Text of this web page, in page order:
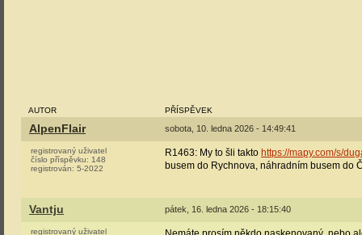
AUTOR PŘÍSPĚVEK
AlpenFlair sobota, 10. ledna 2026 - 14:49:41
registrovaný uživatel
číslo příspěvku: 148
registrován: 5-2022
R1463: My to šli takto https://mapy.com/s/
busem do Rychnova, náhradním busem do
Vantju pátek, 16. ledna 2026 - 18:15:40
registrovaný uživatel